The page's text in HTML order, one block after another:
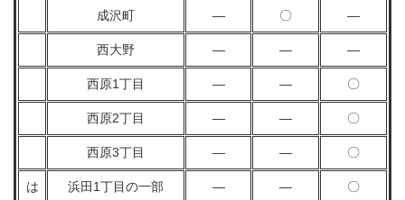
成沢町 ― 〇 ―
西大野 ― ― ―
西原1丁目 ― ― 〇
西原2丁目 ― ― 〇
西原3丁目 ― ― 〇
は 浜田1丁目の一部 ― ― 〇